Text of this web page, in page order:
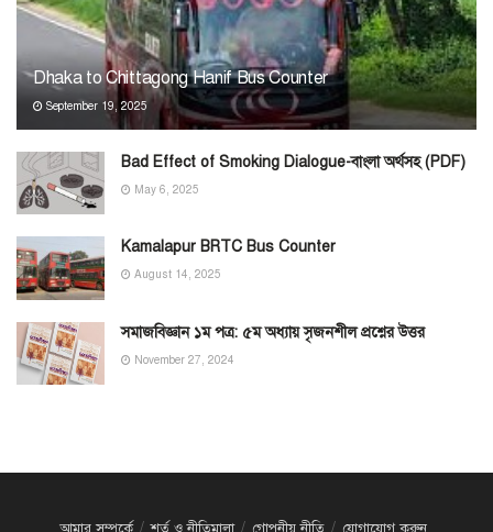
Dhaka to Chittagong Hanif Bus Counter
September 19, 2025
Bad Effect of Smoking Dialogue-বাংলা অর্থসহ (PDF)
May 6, 2025
Kamalapur BRTC Bus Counter
August 14, 2025
সমাজবিজ্ঞান ১ম পত্র: ৫ম অধ্যায় সৃজনশীল প্রশ্নের উত্তর
November 27, 2024
আমার সম্পর্কে শর্ত ও নীতিমালা গোপনীয় নীতি যোগাযোগ করুন